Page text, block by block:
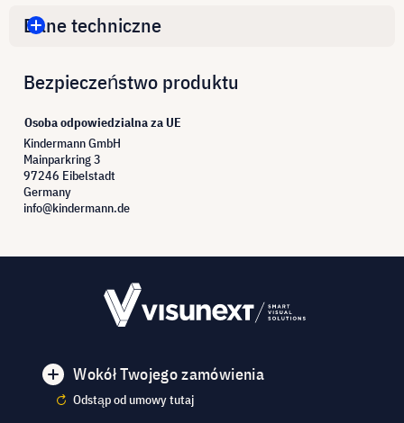
Dane techniczne
Bezpieczeństwo produktu
Osoba odpowiedzialna za UE
Kindermann GmbH
Mainparkring 3
97246 Eibelstadt
Germany
info@kindermann.de
Wokół Twojego zamówienia
Odstąp od umowy tutaj